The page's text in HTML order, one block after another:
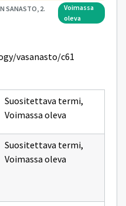
SANASTO, 2.
voimassa
oleva
vasanasto/c61
Suositettava termi,
Voimassa oleva
Suositettava termi,
Voimassa oleva